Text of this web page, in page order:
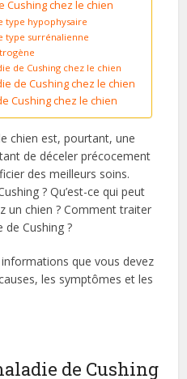
Cushing chez le chien
type hypophysaire
type surrénalienne
de Cushing chez le chien
de Cushing chez le chien
Cushing chez le chien
chien est, pourtant, une
de déceler précocement
des meilleurs soins.
? Qu’est-ce qui peut
un chien ? Comment traiter
Cushing ?
que vous devez
les symptômes et les
de Cushing